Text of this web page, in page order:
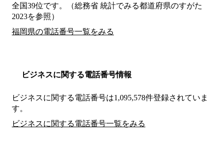
全国39位です。（総務省 統計でみる都道府県のすがた
2023を参照）
福岡県の電話番号一覧をみる
ビジネスに関する電話番号情報
ビジネスに関する電話番号は1,095,578件登録されていま
す。
ビジネスに関する電話番号一覧をみる